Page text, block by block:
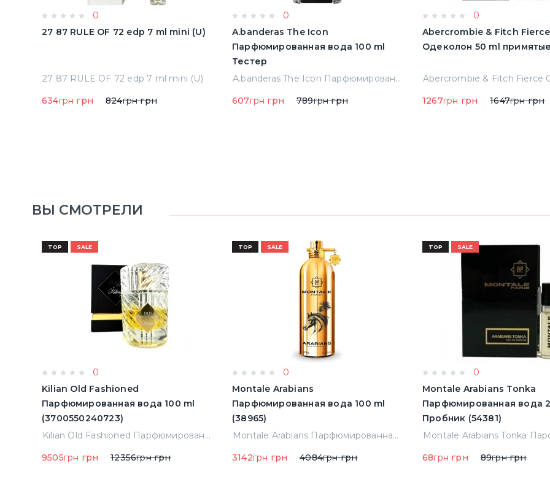
0
27 87 RULE OF 72 edp 7 ml mini (U)
27 87 RULE OF 72 edp 7 ml mini (U)
634грн грн 824грнгрн
0
A.banderas The Icon
Парфюмированная вода 100 ml
Тестер
A.banderas The Icon Парфюмированная вода 100 ml Тестер
607грн грн 789грнгрн
0
Abercrombie & Fitch Fierce
Одеколон 50 ml
1267грн грн 1647грнгрн
ВЫ СМОТРЕЛИ
TOP SALE
0
Kilian Old Fashioned
Парфюмированная вода 100 ml
(3700550240723)
Kilian Old Fashioned Парфюмированная вода 100 ml (3700550240723)
9505грн грн 12356грнгрн
TOP SALE
0
Montale Arabians
Парфюмированная вода 100 ml
(38965)
Montale Arabians Парфюмированная вода 100 ml (38965)
3142грн грн 4084грнгрн
TOP SALE
0
Montale Arabians Tonka
Парфюмированная вода
Пробник (54381)
68грн грн 89грнгрн